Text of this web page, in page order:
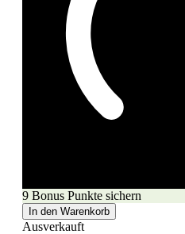
9 Bonus Punkte sichern
In den Warenkorb
Ausverkauft